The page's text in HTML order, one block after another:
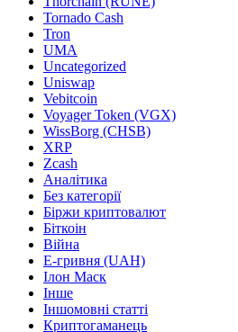
Tornado Cash
Tron
UMA
Uncategorized
Uniswap
Vebitcoin
Voyager Token (VGX)
WissBorg (CHSB)
XRP
Zcash
Аналітика
Без категорії
Біржи криптовалют
Біткоін
Війна
Е-гривня (UAH)
Ілон Маск
Інше
Іншомовні статті
Криптогаманець